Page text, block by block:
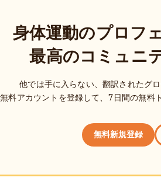
身体運動のプロフ
最高のコミュニ
他では手に入らない、翻訳されたグ
無料アカウントを登録して、7日間の無料
無料新規登録